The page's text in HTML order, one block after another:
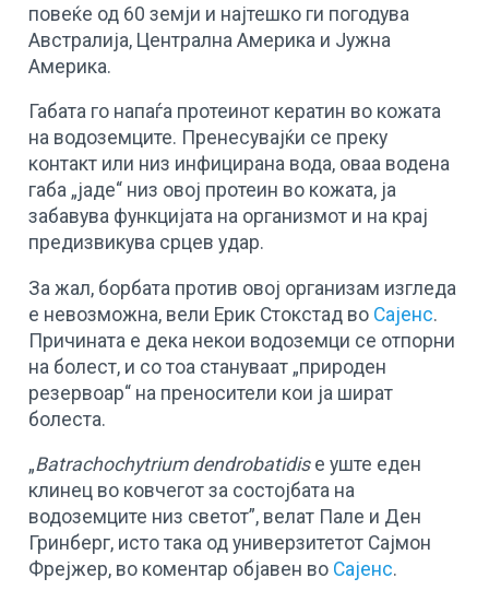
повеќе од 60 земји и најтешко ги погодува
Австралија, Централна Америка и Јужна
Америка.
Габата го напаѓа протеинот кератин во кожата
на водоземците. Пренесувајќи се преку
контакт или низ инфицирана вода, оваа водена
габа „јаде“ низ овој протеин во кожата, ја
забавува функцијата на организмот и на крај
предизвикува срцев удар.
За жал, борбата против овој организам изгледа
е невозможна, вели Ерик Стокстад во Сајенс.
Причината е дека некои водоземци се отпорни
на болест, и со тоа стануваат „природен
резервоар“ на преносители кои ја шират
болеста.
„Batrachochytrium dendrobatidisе уште еден
клинец во ковчегот за состојбата на
водоземците низ светот”, велат Пале и Ден
Гринберг, исто така од универзитетот Сајмон
Фрејжер, во коментар објавен во Сајенс.